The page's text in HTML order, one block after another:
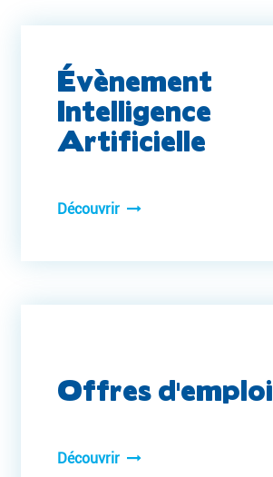
Évènement
Intelligence
Artificielle
Découvrir
Offres d'emploi
Découvrir